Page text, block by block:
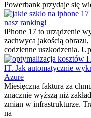
Powerbank przydaje się
nasz ranking!
iPhone 17 to urządzenie
zachwyca jakością obrazu,
codzienne uszkodzenia.
IT. Jak automatycznie
Azure
Miesięczna faktura za
znacznie wyższą niż
zmian w infrastrukturze.
na